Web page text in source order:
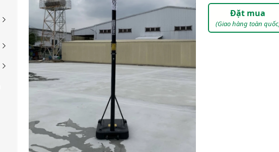
Đặt mua
(Giao hàng toàn